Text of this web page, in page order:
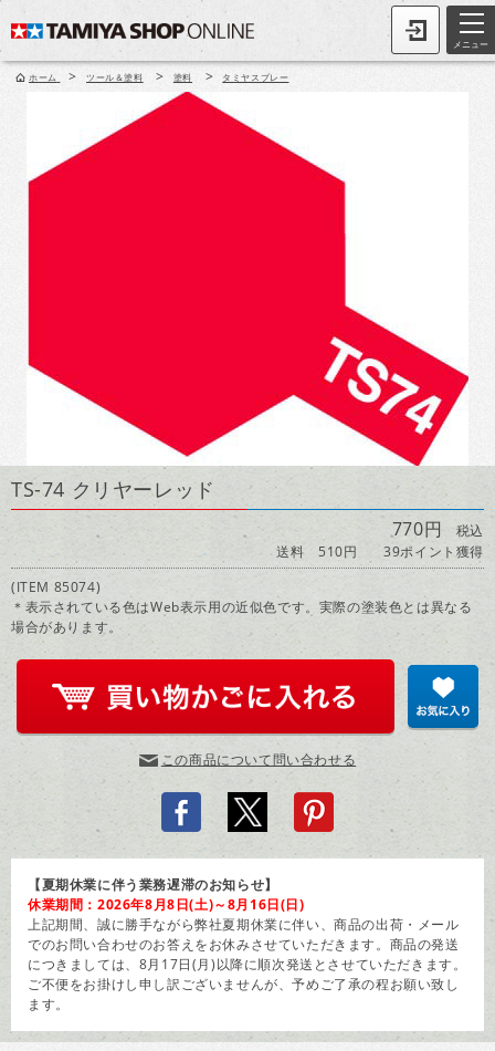
メニュー
ホーム > ツール＆塗料 > 塗料 > タミヤスプレー
TS-74 クリヤーレッド
770円 税込
送料 510円
39ポイント獲得
(ITEM 85074)
＊表示されている色はWeb表示用の近似色です。実際の塗装色とは異なる
場合があります。
この商品について問い合わせる
【夏期休業に伴う業務遅滞のお知らせ】
休業期間：2026年8月8日(土)～8月16日(日)
上記期間、誠に勝手ながら弊社夏期休業に伴い、商品の出荷・メール
でのお問い合わせのお答えをお休みさせていただきます。商品の発送
につきましては、8月17日(月)以降に順次発送とさせていただきます。
ご不便をお掛けし申し訳ございませんが、予めご了承の程お願い致し
ます。